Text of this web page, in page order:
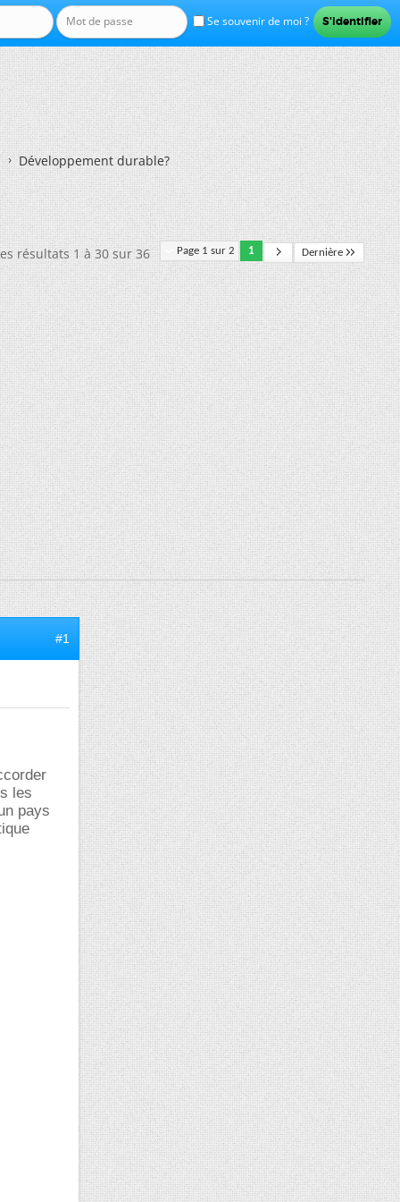
Se souvenir de moi ?
Développement durable?
Page 1 sur 2 1 Dernière
résultats 1 à 30 sur 36
#1
les
pays